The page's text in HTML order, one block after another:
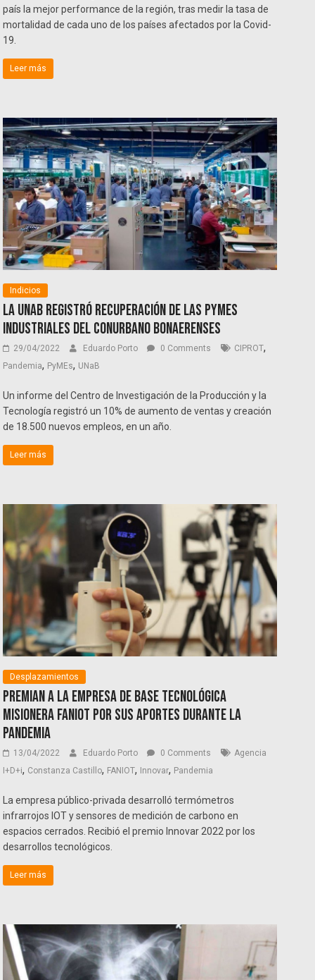
país la mejor performance de la región, tras medir la tasa de
mortalidad de cada uno de los países afectados por la Covid-
19.
Leer más
Indicios
La UNAB registró recuperación de las pymes
industriales del conurbano bonaerenses
29/04/2022 Eduardo Porto 0 Comments CIPROT,
Pandemia, PyMEs, UNaB
Un informe del Centro de Investigación de la Producción y la
Tecnología registró un 10% de aumento de ventas y creación
de 18.500 nuevos empleos, en un año.
Leer más
Desplazamientos
Premian a la empresa de base tecnológica
misionera FANIOT por sus aportes durante la
pandemia
13/04/2022 Eduardo Porto 0 Comments
Agencia
I+D+i, Constanza Castillo, FANIOT, Innovar, Pandemia
La empresa público-privada desarrolló termómetros
infrarrojos IOT y sensores de medición de carbono en
espacios cerrados. Recibió el premio Innovar 2022 por los
desarrollos tecnológicos.
Leer más